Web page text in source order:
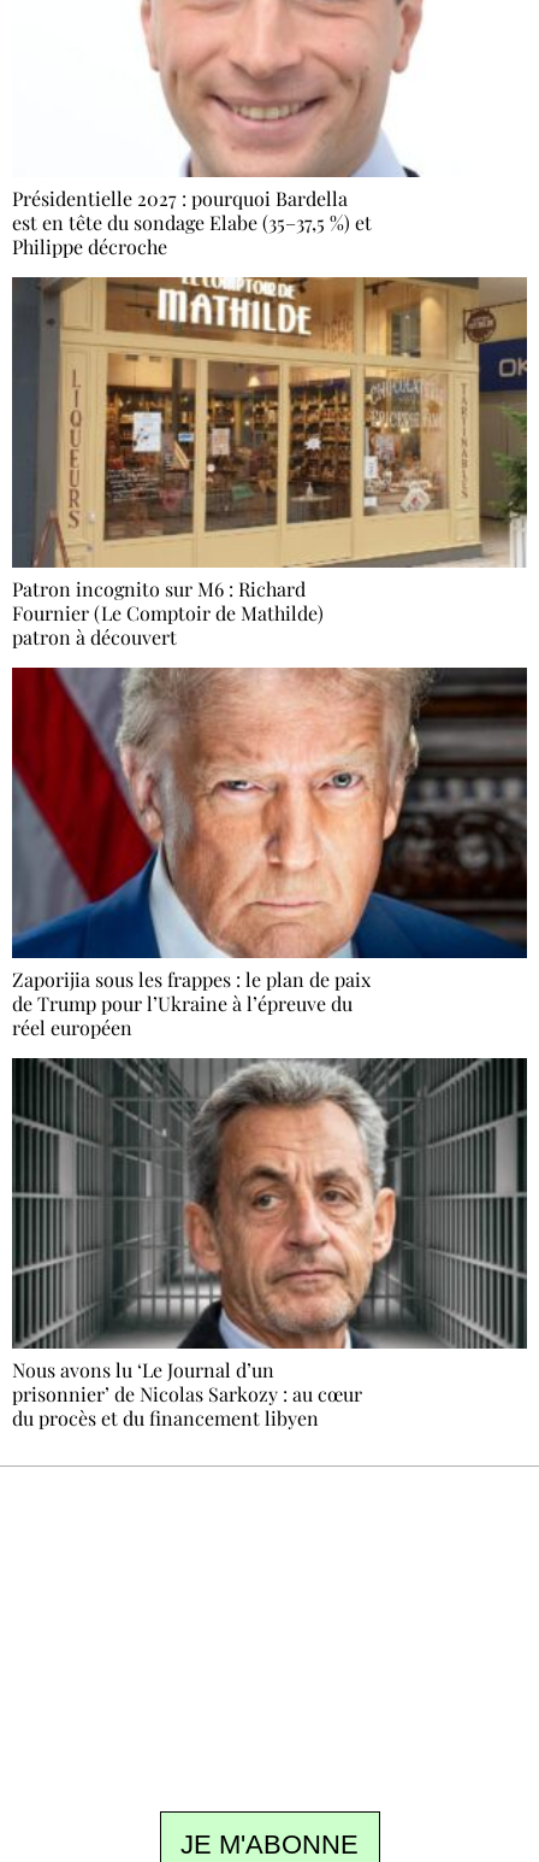
Présidentielle 2027 : pourquoi Bardella
est en tête du sondage Elabe (35–37,5 %) et
Philippe décroche
Patron incognito sur M6 : Richard
Fournier (Le Comptoir de Mathilde)
patron à découvert
Zaporijia sous les frappes : le plan de paix
de Trump pour l’Ukraine à l’épreuve du
réel européen
Nous avons lu ‘Le Journal d’un
prisonnier’ de Nicolas Sarkozy : au cœur
du procès et du financement libyen
JE M'ABONNE